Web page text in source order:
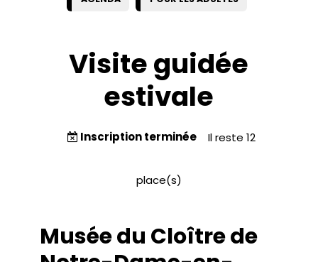
Visite guidée
estivale
Inscription terminée Il reste 12
place(s)
Musée du Cloître de